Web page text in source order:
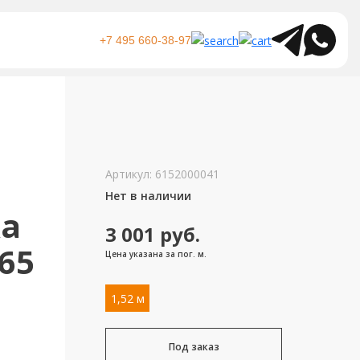
+7 495 660-38-97
Артикул: 6152000041
Нет в наличии
3 001 руб.
Цена указана за пог. м.
1,52 м
Под заказ